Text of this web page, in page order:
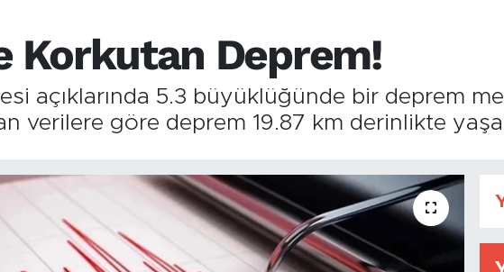
Korkutan Deprem!
açıklarında 5.3 büyüklüğünde bir deprem
verilere göre deprem 19.87 km derinlikte